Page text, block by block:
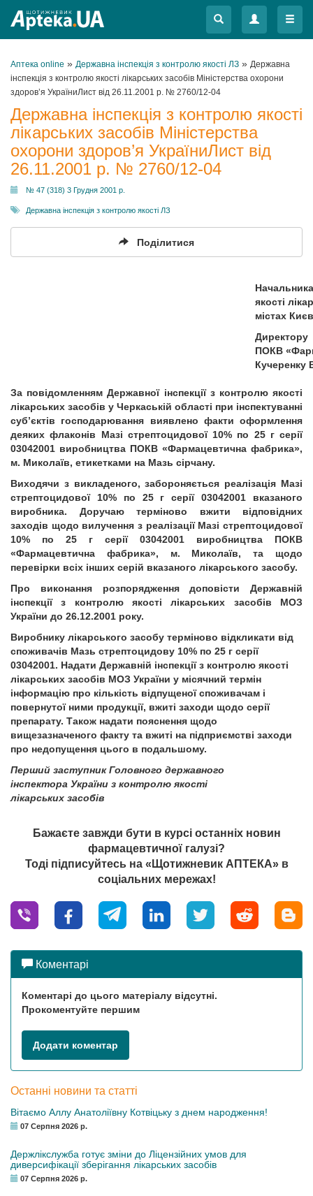
Меню
Меню
Аптека online » Державна інспекція з контролю якості ЛЗ » Державна
інспекція з контролю якості лікарських засобів Міністерства охорони
здоров’я УкраїниЛист від 26.11.2001 р. № 2760/12-04
Державна інспекція з контролю якості
лікарських засобів Міністерства
охорони здоров’я УкраїниЛист від
26.11.2001 р. № 2760/12-04
№ 47 (318) 3 Грудня 2001 р.
Державна інспекція з контролю якості ЛЗ
Поділитися
якості
містах
Директору
ПОКВ
Кучеренку
За повідомленням Державної інспекції з контролю якості
лікарських засобів у Черкаській області при інспектуванні
суб’єктів господарювання виявлено факти оформлення
деяких флаконів Мазі стрептоцидової 10% по 25 г серії
03042001 виробництва ПОКВ «Фармацевтична фабрика»,
м. Миколаїв, етикетками на Мазь сірчану.
Виходячи з викладеного,забороняється реалізація Мазі
стрептоцидової 10% по 25 г серії 03042001 вказаного
виробника. Доручаю терміново вжити відповідних
заходів щодо вилучення з реалізації Мазі стрептоцидової
10% по 25 г серії 03042001 виробництва ПОКВ
«Фармацевтична фабрика», м. Миколаїв, та щодо
перевірки всіх інших серій вказаного лікарського засобу.
Про виконання розпорядження доповісти Державній
інспекції з контролю якості лікарських засобів МОЗ
України до 26.12.2001 року.
Виробнику лікарського засобу терміново відкликати від
споживачів Мазь стрептоцидову 10% по 25 г серії
03042001. Надати Державній інспекції з контролю якості
лікарських засобів МОЗ України у місячний термін
інформацію про кількість відпущеної споживачам і
повернутої ними продукції, вжиті заходи щодо серії
препарату. Також надати пояснення щодо
вищезазначеного факту та вжиті на підприємстві заходи
про недопущення цього в подальшому.
Перший заступник Головного державного
інспектора України з контролю якості
лікарських засобів
Бажаєте завжди бути в курсі останніх новин
фармацевтичної галузі?
Тоді підписуйтесь на «Щотижневик АПТЕКА» в
соціальних мережах!
Коментарі
Коментарі до цього матеріалу відсутні.
Прокоментуйте першим
Додати коментар
Останні новини та статті
Вітаємо Аллу Анатоліївну Котвіцьку з днем народження!
07 Серпня 2026 р.
Держлікслужба готує зміни до Ліцензійних умов для
диверсифікації зберігання лікарських засобів
07 Серпня 2026 р.